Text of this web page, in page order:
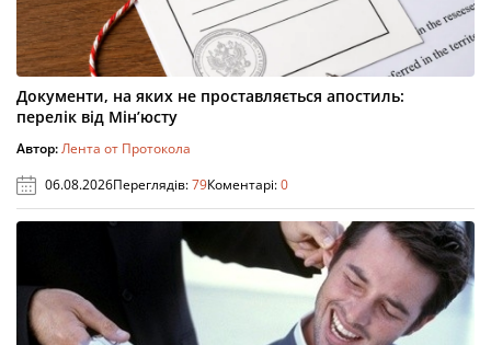
Документи, на яких не проставляється апостиль:
перелік від Мін’юсту
Автор:Лента от Протокола
06.08.2026Переглядів:79Коментарі:0